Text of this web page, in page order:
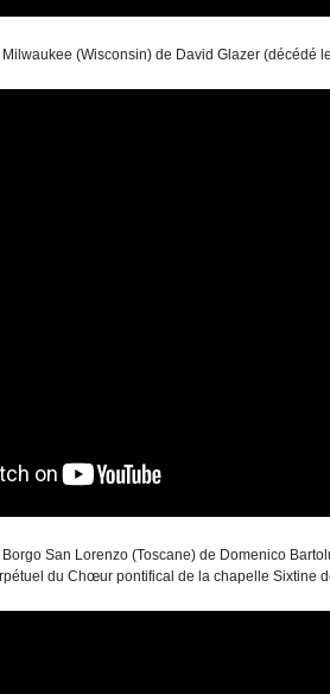
(Wisconsin) de David Glazer (décédé
San Lorenzo (Toscane) de Domenico
du Chœur pontifical de la chapelle Sixtine